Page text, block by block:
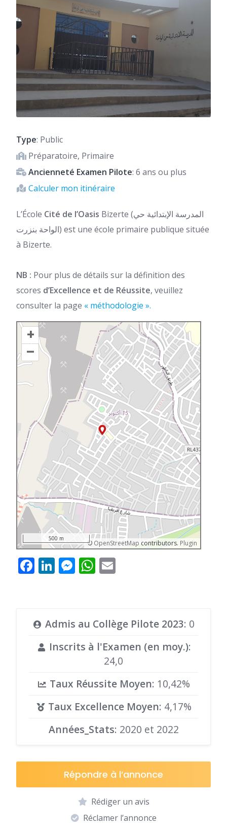
Type: Public
Préparatoire, Primaire
Ancienneté Examen Pilote: 6 ans ou plus
Calculer mon itinéraire
L’École Cité de l’Oasis Bizerte (المدرسة الإبتدائية حي
الواحة بنزرت) est une école primaire publique située
à Bizerte.
NB : Pour plus de détails sur la définition des
scores d’Excellence et de Réussite, veuillez
consulter la page « méthodologie ».
+
–
© OpenStreetMap contributors. Plugin
500 m
Facebook
LinkedIn
Messenger
WhatsApp
Admis au Collège Pilote 2023: 0
Inscrits à l'Examen (en moy.):
24,0
Taux Réussite Moyen: 10,42%
Taux Excellence Moyen: 4,17%
Années_Stats: 2020 et 2022
Répondre à l’annonce
Rédiger un avis
Réclamer l’annonce